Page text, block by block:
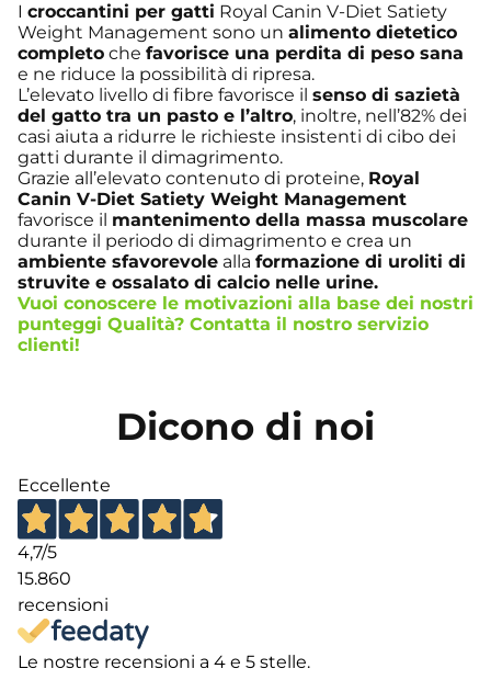
I croccantini per gatti Royal Canin V-Diet Satiety
Weight Management sono un alimento dietetico
completo che favorisce una perdita di peso sana
e ne riduce la possibilità di ripresa.
L’elevato livello di fibre favorisce il senso di sazietà
del gatto tra un pasto e l’altro, inoltre, nell’82% dei
casi aiuta a ridurre le richieste insistenti di cibo dei
gatti durante il dimagrimento.
Grazie all’elevato contenuto di proteine, Royal
Canin V-Diet Satiety Weight Management
favorisce il mantenimento della massa muscolare
durante il periodo di dimagrimento e crea un
ambiente sfavorevole alla formazione di uroliti di
struvite e ossalato di calcio nelle urine.
Vuoi conoscere le motivazioni alla base dei nostri
punteggi Qualità? Contatta il nostro servizio
clienti!
Dicono di noi
Eccellente
4,7/5
15.860
recensioni
Le nostre recensioni a 4 e 5 stelle.